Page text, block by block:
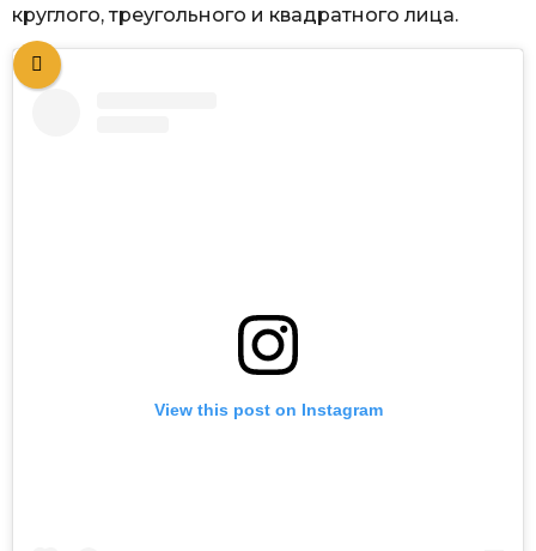
круглого, треугольного и квадратного лица.
View this post on Instagram